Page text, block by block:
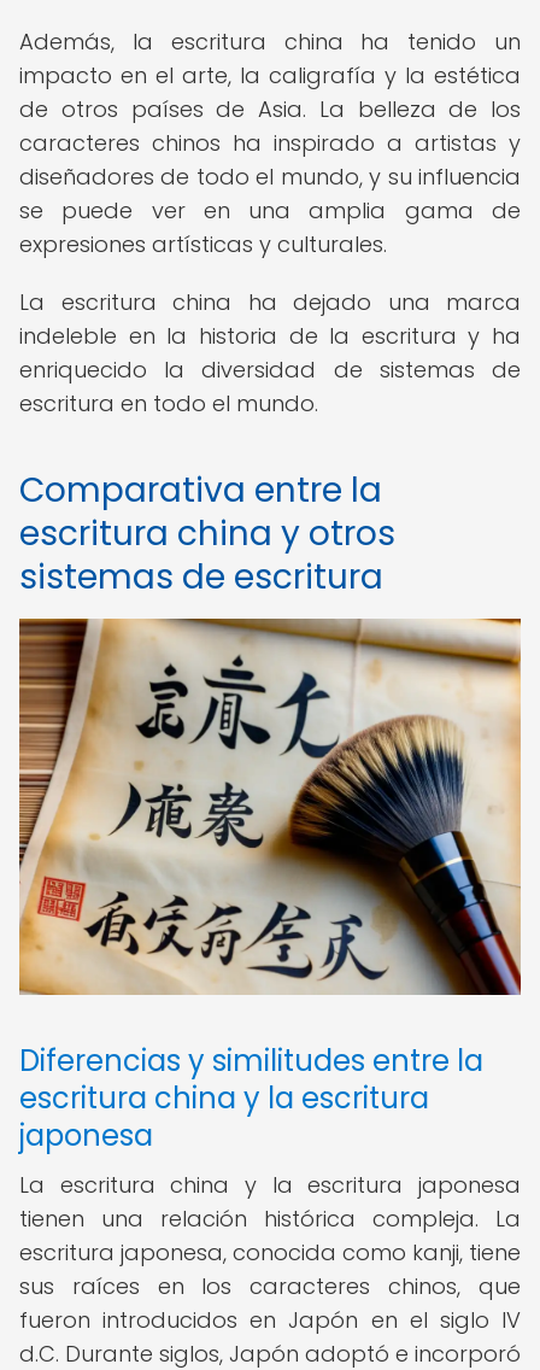
Además, la escritura china ha tenido un
impacto en el arte, la caligrafía y la estética
de otros países de Asia. La belleza de los
caracteres chinos ha inspirado a artistas y
diseñadores de todo el mundo, y su influencia
se puede ver en una amplia gama de
expresiones artísticas y culturales.
La escritura china ha dejado una marca
indeleble en la historia de la escritura y ha
enriquecido la diversidad de sistemas de
escritura en todo el mundo.
Comparativa entre la
escritura china y otros
sistemas de escritura
Diferencias y similitudes entre la
escritura china y la escritura
japonesa
La escritura china y la escritura japonesa
tienen una relación histórica compleja. La
escritura japonesa, conocida como kanji, tiene
sus raíces en los caracteres chinos, que
fueron introducidos en Japón en el siglo IV
d.C. Durante siglos, Japón adoptó e incorporó